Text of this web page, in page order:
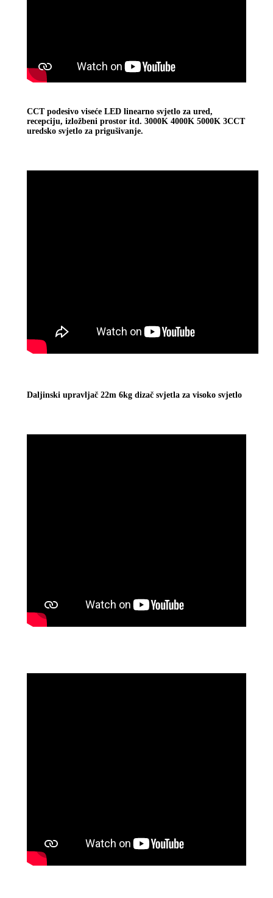
CCT podesivo viseće LED linearno svjetlo za ured,
recepciju, izložbeni prostor itd. 3000K 4000K 5000K 3CCT
uredsko svjetlo za prigušivanje.
Daljinski upravljač 22m 6kg dizač svjetla za visoko svjetlo